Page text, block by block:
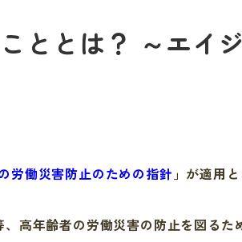
ととは？ ～エイ
労働災害防止のための指針 」が適用
高年齢者の労働災害の防止を図るた